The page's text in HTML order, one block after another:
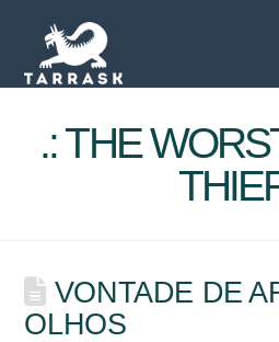
.: THE
VONTADE DE
OLHOS